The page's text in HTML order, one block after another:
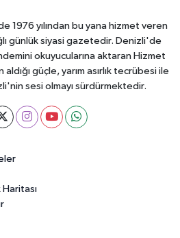
1976 yılından bu yana hizmet veren
günlük siyasi gazetedir. Denizli'de
okuyucularına aktaran Hizmet
güçle, yarım asırlık tecrübesi ile
sesi olmayı sürdürmektedir.